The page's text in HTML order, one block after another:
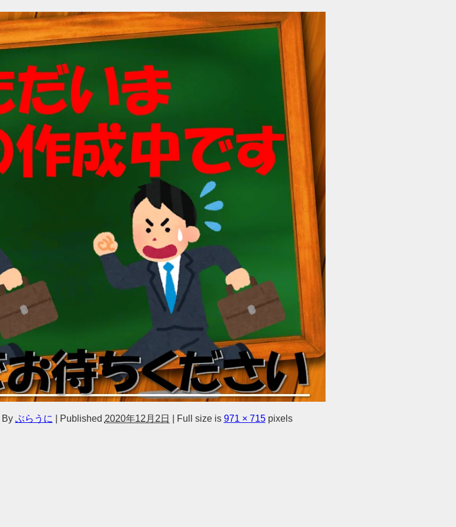
By ぶらうに Published 2020年12月2日 Full size is 971 × 715pixels